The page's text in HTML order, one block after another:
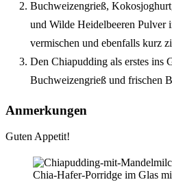
Buchweizengrieß,
und Wilde Heidelbeeren Pulver
vermischen und ebenfalls kurz
Den Chiapudding als erstes ins
Buchweizengrieß und frischen
Anmerkungen
Guten Appetit!
Chia-Hafer-Porridge im Glas